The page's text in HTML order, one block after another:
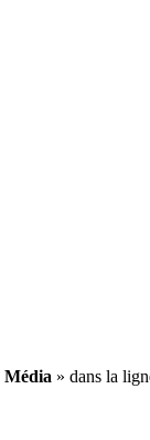
Média » dans la